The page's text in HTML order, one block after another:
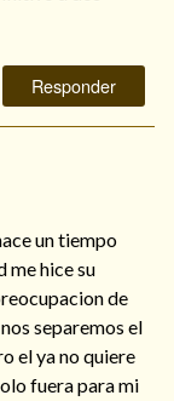
Responder
un tiempo
me hice su
de
separemos el
el ya no quiere
fuera para mi